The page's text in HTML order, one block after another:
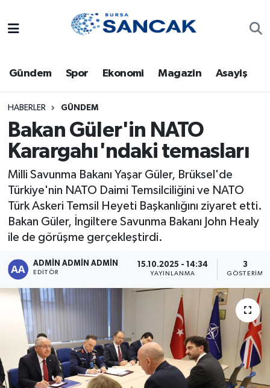
Gündem Spor Ekonomi Magazin Asayiş
HABERLER GÜNDEM
Bakan Güler'in NATO
Karargahı'ndaki temasları
Milli Savunma Bakanı Yaşar Güler, Brüksel'de
Türkiye'nin NATO Daimi Temsilciliğini ve NATO
Türk Askeri Temsil Heyeti Başkanlığını ziyaret etti.
Bakan Güler, İngiltere Savunma Bakanı John Healy
ile de görüşme gerçekleştirdi.
ADMİN ADMİN ADMİN
EDITÖR
15.10.2025 - 14:34
YAYINLANMA
3
GÖSTERIM
Bursa
Dünya
Eğitim
Ekonomi
Genel
Gündem
Magazin
Sağlık
Siyaset
Spor
Türkiye
Trafik Durumu
Süper Lig Puan Durumu ve Fikstür
Tüm Manşetler
Son Dakika Haberleri
Haber Arşivi